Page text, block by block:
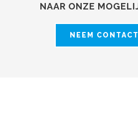
NAAR ONZE
NEEM